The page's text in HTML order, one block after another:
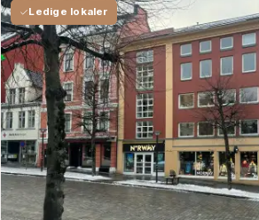
Ledige lokaler